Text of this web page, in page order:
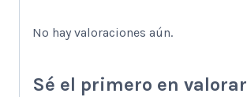
No hay valoraciones aún.
Sé el primero en valorar